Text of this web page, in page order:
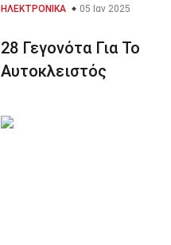
ΗΛΕΚΤΡΟΝΙΚΆ 05 Ιαν 2025
28 Γεγονότα Για Το
Αυτοκλειστός